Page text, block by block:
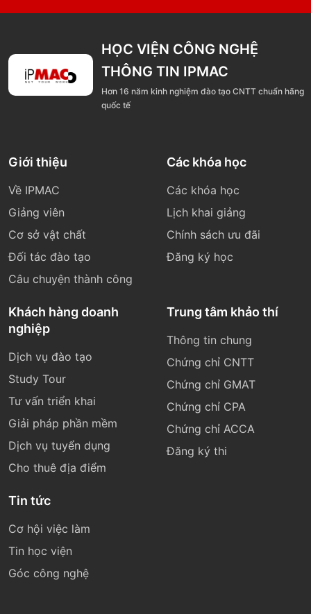
HỌC VIỆN CÔNG NGHỆ
THÔNG TIN IPMAC
Hơn 16 năm kinh nghiệm đào tạo CNTT chuẩn hãng
quốc tế
Giới thiệu
Về IPMAC
Giảng viên
Cơ sở vật chất
Đối tác đào tạo
Câu chuyện thành công
Các khóa học
Các khóa học
Lịch khai giảng
Chính sách ưu đãi
Đăng ký học
Khách hàng doanh
nghiệp
Dịch vụ đào tạo
Study Tour
Tư vấn triển khai
Giải pháp phần mềm
Dịch vụ tuyển dụng
Cho thuê địa điểm
Trung tâm khảo thí
Thông tin chung
Chứng chỉ CNTT
Chứng chỉ GMAT
Chứng chỉ CPA
Chứng chỉ ACCA
Đăng ký thi
Tin tức
Cơ hội việc làm
Tin học viện
Góc công nghệ